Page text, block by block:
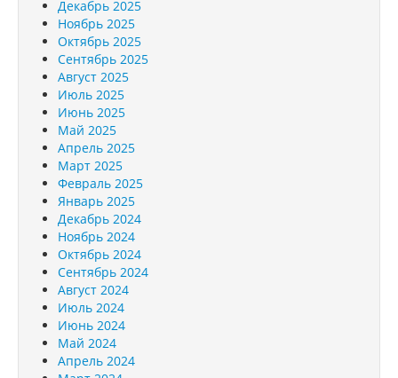
Декабрь 2025
Ноябрь 2025
Октябрь 2025
Сентябрь 2025
Август 2025
Июль 2025
Июнь 2025
Май 2025
Апрель 2025
Март 2025
Февраль 2025
Январь 2025
Декабрь 2024
Ноябрь 2024
Октябрь 2024
Сентябрь 2024
Август 2024
Июль 2024
Июнь 2024
Май 2024
Апрель 2024